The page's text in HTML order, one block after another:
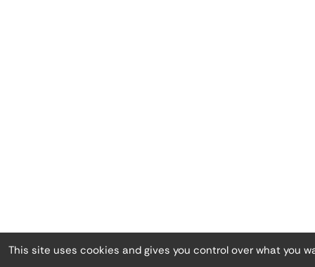
This site uses cookies and gives you control over what you